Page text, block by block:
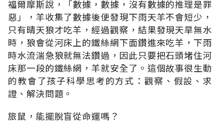
福爾摩斯說，「數據，數據，沒有數據的推理是罪
惡」，羊收集了數據後便發現下雨天羊不會短少，
只有晴天狼才吃羊，經過觀察，結果發現天旱無水
時，狼會從河床上的鐵絲網下面鑽進來吃羊，下雨
時水流湍急狼就無法鑽過，因此只要把石頭堵住河
床那一段的鐵絲網，羊就安全了。這個故事很生動
的教會了孩子科學思考的方式：觀察、假設、求
證、解決問題。
旅鼠，能擺脫盲從命運嗎？